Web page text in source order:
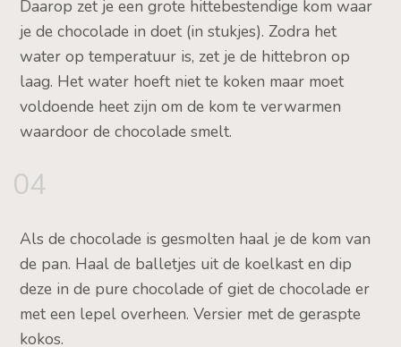
Daarop zet je een grote hittebestendige kom waar
je de chocolade in doet (in stukjes). Zodra het
water op temperatuur is, zet je de hittebron op
laag. Het water hoeft niet te koken maar moet
voldoende heet zijn om de kom te verwarmen
waardoor de chocolade smelt.
04
Als de chocolade is gesmolten haal je de kom van
de pan. Haal de balletjes uit de koelkast en dip
deze in de pure chocolade of giet de chocolade er
met een lepel overheen. Versier met de geraspte
kokos.